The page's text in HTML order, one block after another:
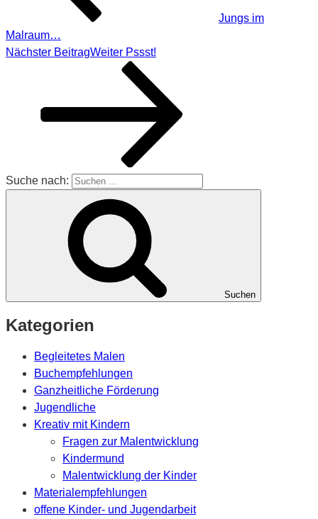
Jungs im
Malraum…
Nächster BeitragWeiter Pssst!
Suche nach:
Suchen
Kategorien
Begleitetes Malen
Buchempfehlungen
Ganzheitliche Förderung
Jugendliche
Kreativ mit Kindern
Fragen zur Malentwicklung
Kindermund
Malentwicklung der Kinder
Materialempfehlungen
offene Kinder- und Jugendarbeit